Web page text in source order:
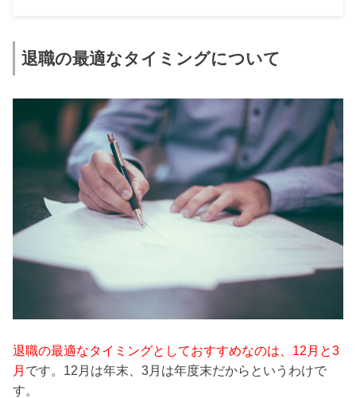
退職の最適なタイミングについて
退職の最適なタイミングとしておすすめなのは、12月と3
月 です。12月は年末、3月は年度末だからというわけで
す。